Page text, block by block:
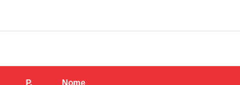
P. Nome